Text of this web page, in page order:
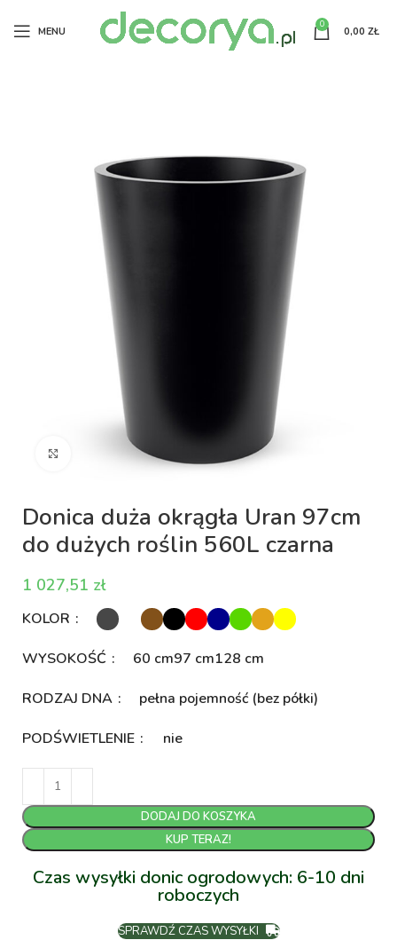
MENU
0
0,00 ZŁ
Kliknij aby powiększyć
Donica duża okrągła Uran 97cm
do dużych roślin 560L czarna
zł
KOLOR
WYSOKOŚĆ 60 cm97 cm128 cm
RODZAJ DNA pełna pojemność (bez półki)
PODŚWIETLENIE nie
DODAJ DO KOSZYKA
KUP TERAZ!
Czas wysyłki donic ogrodowych: 6-10 dni
roboczych
SPRAWDŹ CZAS WYSYŁKI